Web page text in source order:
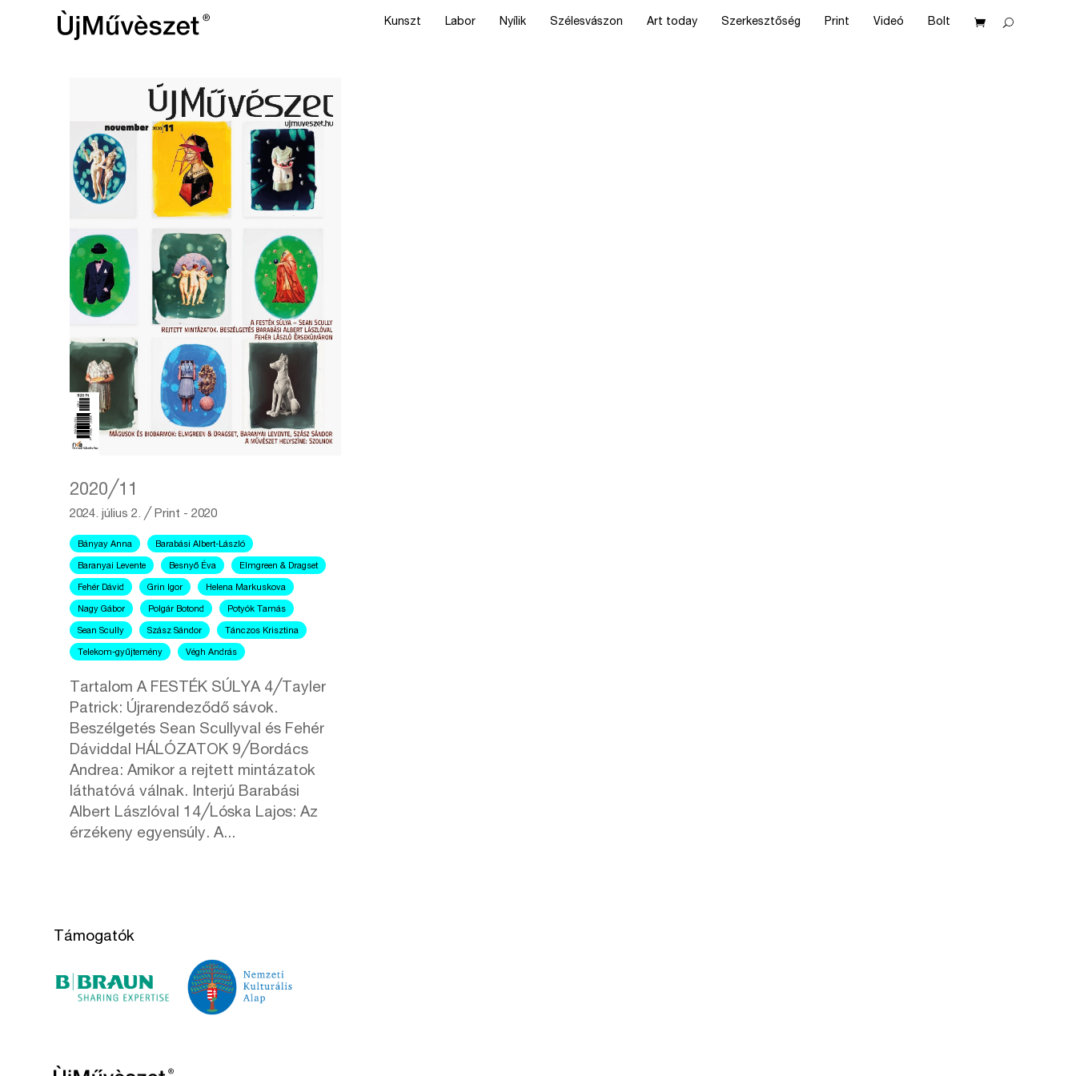
Kunszt Labor Nyílik Szélesvászon Art today Szerkesztőség Print Videó Bolt
2020╱11
2024. július 2. ╱ Print - 2020
Bányay Anna Barabási Albert-László
Baranyai Levente Besnyő Éva Elmgreen & Dragset
Fehér Dávid Grin Igor Helena Markuskova
Nagy Gábor Polgár Botond Potyók Tamás
Sean Scully Szász Sándor Tánczos Krisztina
Telekom-gyűjtemény Végh András
Tartalom A FESTÉK SÚLYA 4╱Tayler
Patrick: Újrarendeződő sávok.
Beszélgetés Sean Scullyval és Fehér
Dáviddal HÁLÓZATOK 9╱Bordács
Andrea: Amikor a rejtett mintázatok
láthatóvá válnak. Interjú Barabási
Albert Lászlóval 14╱Lóska Lajos: Az
érzékeny egyensúly. A...
Támogatók